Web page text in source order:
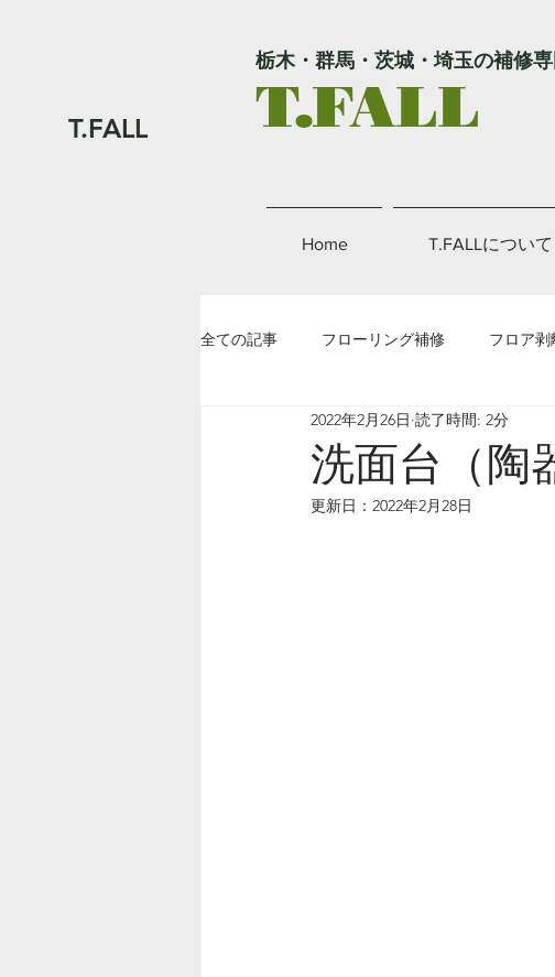
栃木・群馬・茨城・埼玉の補修
T.FALL
Home T.FALLについて
全ての記事 フローリング補修 フロア
金属補修 その他補修
洗面台（陶
2022年2月26日 読了時間: 2分
更新日： 2022年2月28日
T.FALL